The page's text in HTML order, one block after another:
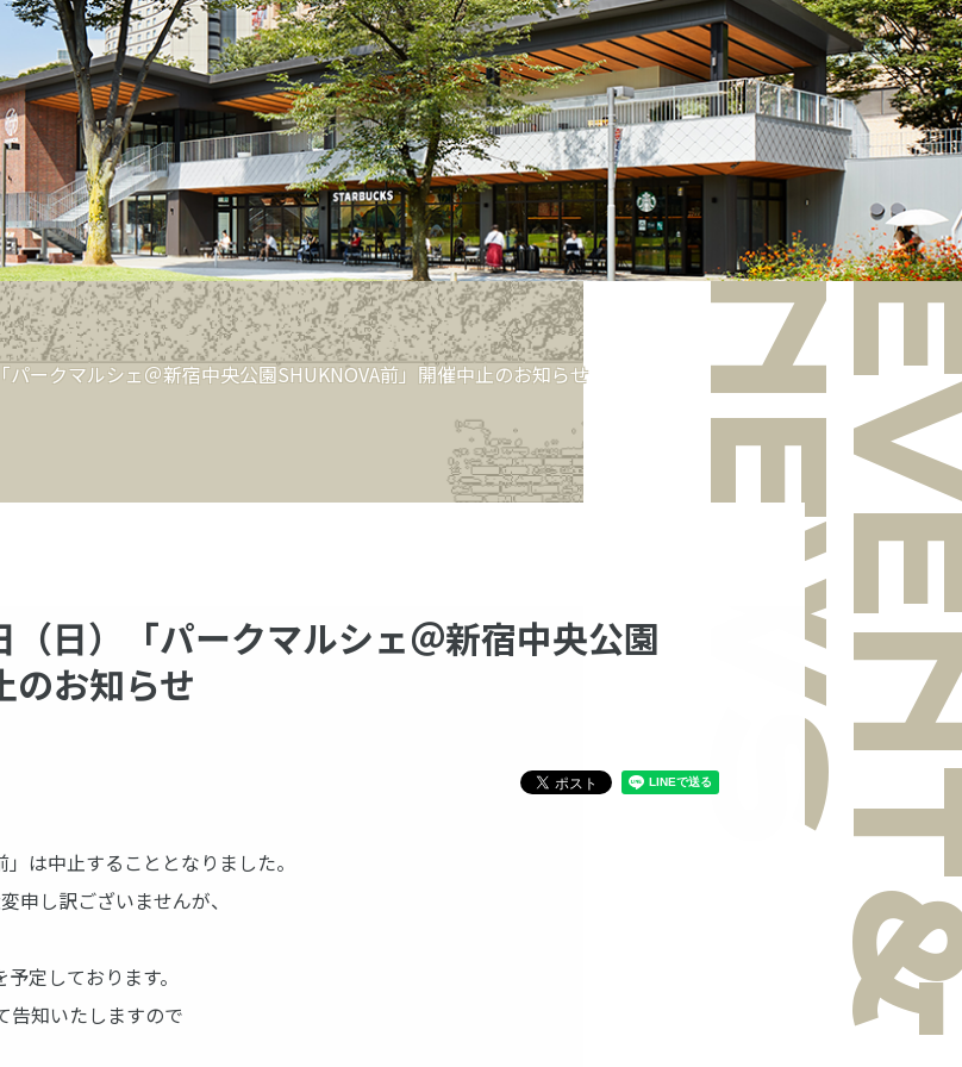
HOME EVENT&NEWS FLOOR GUIDE SHOP ABOUT ACCESS
NEWS
ークマルシェ＠新宿中央公園SHUKNOVA前」開催中止のお知らせ
日）「パークマルシェ＠新宿中央公園
のお知らせ
は中止することとなりました。
申し訳ございませんが、
定しております。
告知いたしますので